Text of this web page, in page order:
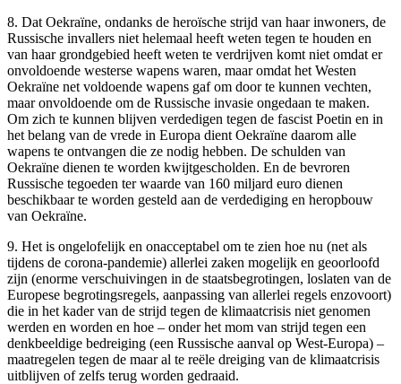
8. Dat Oekraïne, ondanks de heroïsche strijd van haar inwoners, de
Russische invallers niet helemaal heeft weten tegen te houden en
van haar grondgebied heeft weten te verdrijven komt niet omdat er
onvoldoende westerse wapens waren, maar omdat het Westen
Oekraïne net voldoende wapens gaf om door te kunnen vechten,
maar onvoldoende om de Russische invasie ongedaan te maken.
Om zich te kunnen blijven verdedigen tegen de fascist Poetin en in
het belang van de vrede in Europa dient Oekraïne daarom alle
wapens te ontvangen die ze nodig hebben. De schulden van
Oekraïne dienen te worden kwijtgescholden. En de bevroren
Russische tegoeden ter waarde van 160 miljard euro dienen
beschikbaar te worden gesteld aan de verdediging en heropbouw
van Oekraïne.
9. Het is ongelofelijk en onacceptabel om te zien hoe nu (net als
tijdens de corona-pandemie) allerlei zaken mogelijk en geoorloofd
zijn (enorme verschuivingen in de staatsbegrotingen, loslaten van de
Europese begrotingsregels, aanpassing van allerlei regels enzovoort)
die in het kader van de strijd tegen de klimaatcrisis niet genomen
werden en worden en hoe – onder het mom van strijd tegen een
denkbeeldige bedreiging (een Russische aanval op West-Europa) –
maatregelen tegen de maar al te reële dreiging van de klimaatcrisis
uitblijven of zelfs terug worden gedraaid.